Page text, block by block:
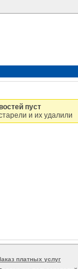
пуст
и их удалили
платных услуг